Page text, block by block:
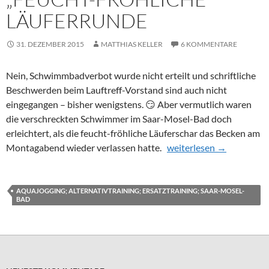
LÄUFERRUNDE
31. DEZEMBER 2015 MATTHIAS KELLER 6 KOMMENTARE
Nein, Schwimmbadverbot wurde nicht erteilt und schriftliche
Beschwerden beim Lauftreff-Vorstand sind auch nicht
eingegangen – bisher wenigstens. 😏 Aber vermutlich waren
die verschreckten Schwimmer im Saar-Mosel-Bad doch
erleichtert, als die feucht-fröhliche Läuferschar das Becken am
Montagabend wieder verlassen hatte. „Feucht-fröhliche“
weiterlesen →
AQUAJOGGING; ALTERNATIVTRAINING; ERSATZTRAINING; SAAR-MOSEL-
BAD